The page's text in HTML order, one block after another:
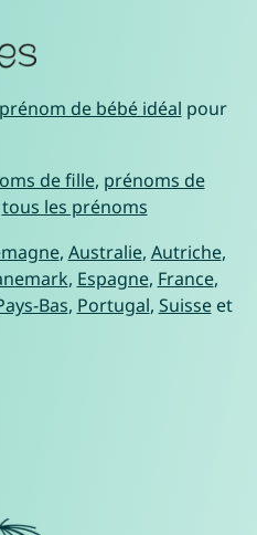
de bébé idéal pour
de fille, prénoms de
tous les prénoms
, Australie, Autriche,
, Espagne, France,
Bas, Portugal, Suisseet